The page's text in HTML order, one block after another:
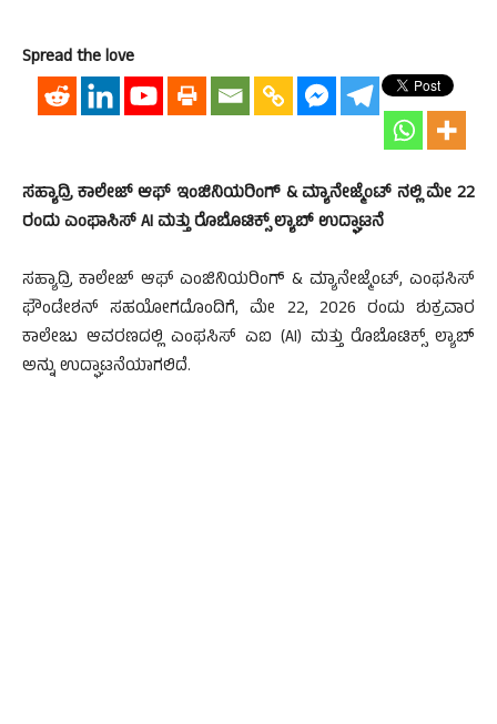
Spread the love
ಸಹ್ಯಾದ್ರಿ ಕಾಲೇಜ್ ಆಫ್ ಇಂಜಿನಿಯರಿಂಗ್ & ಮ್ಯಾನೇಜ್ಮೆಂಟ್ ನಲ್ಲಿ ಮೇ 22
ರಂದು ಎಂಫಾಸಿಸ್ AI ಮತ್ತು ರೊಬೊಟಿಕ್ಸ್ ಲ್ಯಾಬ್ ಉದ್ಘಾಟನೆ
ಸಹ್ಯಾದ್ರಿ ಕಾಲೇಜ್ ಆಫ್ ಎಂಜಿನಿಯರಿಂಗ್ & ಮ್ಯಾನೇಜ್ಮೆಂಟ್, ಎಂಫಸಿಸ್
ಫೌಂಡೇಶನ್ ಸಹಯೋಗದೊಂದಿಗೆ, ಮೇ 22, 2026 ರಂದು ಶುಕ್ರವಾರ
ಕಾಲೇಜು ಆವರಣದಲ್ಲಿ ಎಂಫಸಿಸ್ ಎಐ (AI) ಮತ್ತು ರೊಬೊಟಿಕ್ಸ್ ಲ್ಯಾಬ್
ಅನ್ನು ಉದ್ಘಾಟನೆಯಾಗಲಿದೆ.